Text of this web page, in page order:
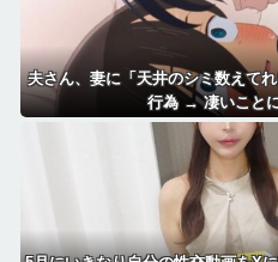
夫さん、妻に「天井のシミ数えて
行為 → 凄いこと